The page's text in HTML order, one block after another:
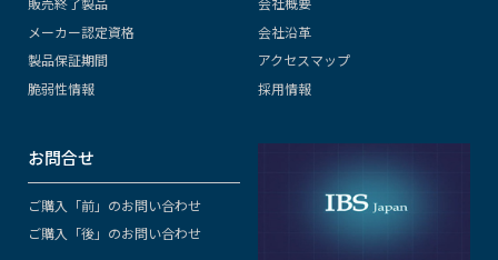
メーカー認定資格
製品保証期間
脆弱性情報
会社沿革
アクセスマップ
採用情報
お問合せ
ご購入「前」のお問い合わせ
ご購入「後」のお問い合わせ